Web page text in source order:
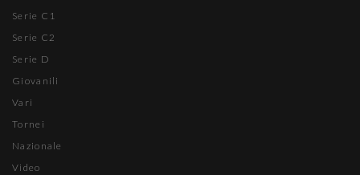
Serie C1
Serie C2
Serie D
Giovanili
Vari
Tornei
Nazionale
Video